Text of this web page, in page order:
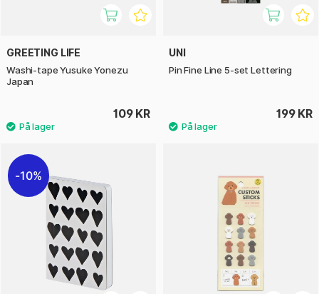
GREETING LIFE
Washi-tape Yusuke Yonezu
Japan
109 KR
UNI
Pin Fine Line 5-set Lettering
199 KR
10%